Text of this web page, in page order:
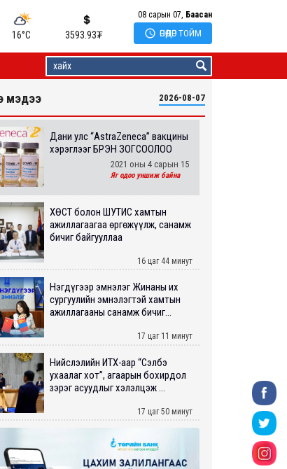
16°C 3593.93₮
08 сарын 07, Баасан
 ӨНӨӨДӨР ТОЙМ
мэдээ 2026-08-07
Дани улс “AstraZeneca” вакцины
хэрэглээг БҮРЭН ЗОГСООЛОО
2021 оны 4 сарын 15
Яг одоо уншиж байна
ХӨСҮТ болон ШУТИС хамтын
ажиллагаагаа өргөжүүлж, санамж
бичиг байгууллаа
16 цаг 44 минут
Нэгдүгээр эмнэлэг Жинаны их
сургуулийн эмнэлэгтэй хамтын
ажиллагааны санамж бичиг...
17 цаг 11 минут
Нийслэлийн ИТХ-аар “Сэлбэ
ухаалаг хот”, агаарын бохирдол
зэрэг асуудлыг хэлэлцэж ...
17 цаг 50 минут